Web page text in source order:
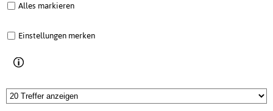
Alles markieren
Einstellungen merken